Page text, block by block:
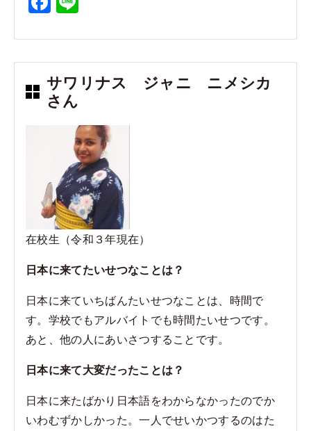
c
e
b
o
e
サワリナス ジャニ ニメシカ
さん
在校生（令和３年現在）
日本に来てたいせつなことは？
日本に来ていちばんたいせつなことは、時間で
す。学校でもアルバイトでも時間たいせつです。
あと、他の人にあいさつすることです。
日本に来て大変だったことは？
日本に来たばかり日本語をわからなかったのでか
いわむずかしかった。一人でせいかつするのはた